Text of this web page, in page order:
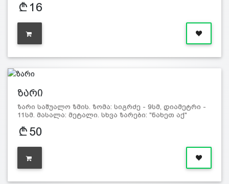
16
ზარი
ზარი საშუალო ზმის. ზომა: სიგრძე - 9სმ, დიამეტრი -
11სმ. მასალა: მეტალი. სხვა ზარები: "ნახეთ აქ"
50